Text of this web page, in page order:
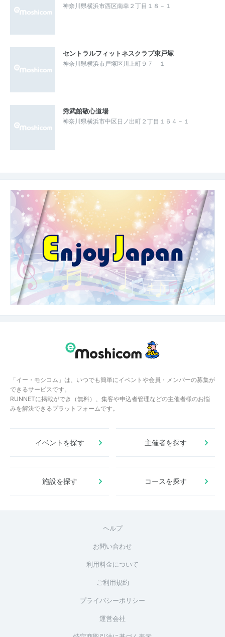
神奈川県横浜市西区南幸２丁目１８－１
セントラルフィットネスクラブ東戸塚
神奈川県横浜市戸塚区川上町９７－１
秀武館敬心道場
神奈川県横浜市中区日ノ出町２丁目１６４－１
「イー・モシコム」は、いつでも簡単にイベントや会員・メンバーの募集が
できるサービスです。
RUNNETに掲載ができ（無料）、集客や申込者管理などの主催者様のお悩
みを解決できるプラットフォームです。
イベントを探す 主催者を探す
施設を探す コースを探す
ヘルプ
お問い合わせ
利用料金について
ご利用規約
プライバシーポリシー
運営会社